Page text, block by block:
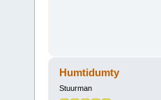
Humtidumty
Stuurman